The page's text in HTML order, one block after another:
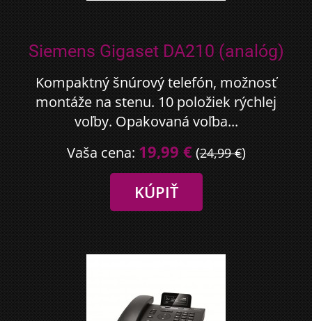
Siemens Gigaset DA210 (analóg)
Kompaktný šnúrový telefón, možnosť
montáže na stenu. 10 položiek rýchlej
voľby. Opakovaná voľba...
Vaša cena: 19,99 € (24,99 €)